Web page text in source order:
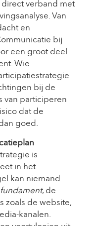
verband met
Van
en
bij
een groot deel
Wie
bij de
van participeren
dat de
goed.
is
in het
kan niemand
, de
zoals de website,
kanalen.